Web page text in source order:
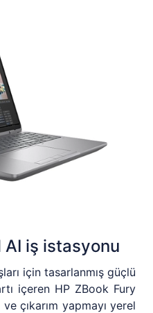
iş istasyonu
için tasarlanmış güçlü
içeren HP ZBook Fury
çıkarım yapmayı yerel